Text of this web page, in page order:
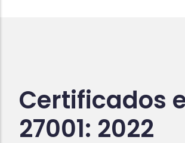
Certificados
27001: 2022